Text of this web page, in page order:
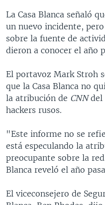
NOTA ECONÓMICA
ENTRETENIMIENTO
La Casa Blanca señaló
un nuevo incidente,
sobre la fuente de
dieron a conocer el año
El portavoz Mark Stroh
que la Casa Blanca no
la atribución de CNNdel
hackers rusos.
"Este informe no se
está especulando la
preocupante sobre la
Blanca reveló el año
El viceconsejero de